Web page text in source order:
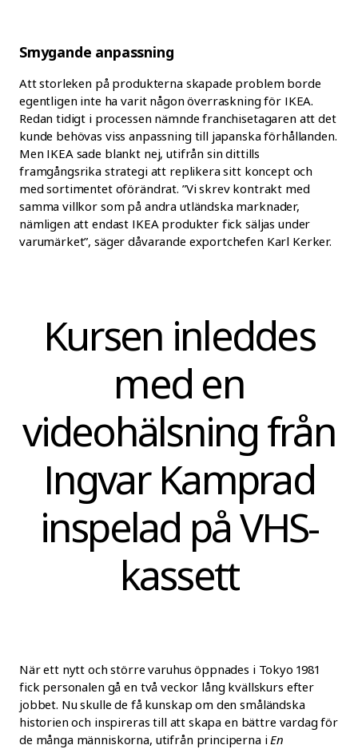
Smygande anpassning
Att storleken på produkterna skapade problem borde
egentligen inte ha varit någon överraskning för IKEA.
Redan tidigt i processen nämnde franchisetagaren att det
kunde behövas viss anpassning till japanska förhållanden.
Men IKEA sade blankt nej, utifrån sin dittills
framgångsrika strategi att replikera sitt koncept och
med sortimentet oförändrat. ”Vi skrev kontrakt med
samma villkor som på andra utländska marknader,
nämligen att endast IKEA produkter fick säljas under
varumärket”, säger dåvarande exportchefen Karl Kerker.
Kursen inleddes
med en
videohälsning från
Ingvar Kamprad
inspelad på VHS-
kassett
När ett nytt och större varuhus öppnades i Tokyo 1981
fick personalen gå en två veckor lång kvällskurs efter
jobbet. Nu skulle de få kunskap om den småländska
historien och inspireras till att skapa en bättre vardag för
de många människorna, utifrån principerna i En